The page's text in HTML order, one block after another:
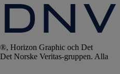
Horizon Graphic och Det
Norske Veritas-gruppen. Alla